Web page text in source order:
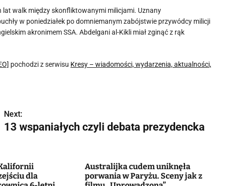
lat walk między skonfliktowanymi milicjami. Uznany
w poniedziałek po domniemanym zabójstwie przywódcy milicji
akronimem SSA. Abdelgani al-Kikli miał zginąć z rąk
pochodzi z serwisu Kresy – wiadomości, wydarzenia, aktualności,
Next:
13 wspaniałych czyli debata prezydencka
dla
Australijka cudem uniknęła
porwania w Paryżu. Sceny jak z